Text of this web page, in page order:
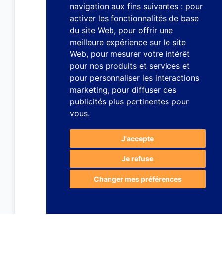
navigation aux fins suivantes : pour
activer les fonctionnalités de base
du site Web, pour offrir une
meilleure expérience sur le site
Web, pour mesurer votre intérêt
pour nos produits et services et
pour personnaliser les interactions
marketing, pour diffuser des
publicités plus pertinentes pour
vous.
J'accepte
Je refuse
Changer mes préférences